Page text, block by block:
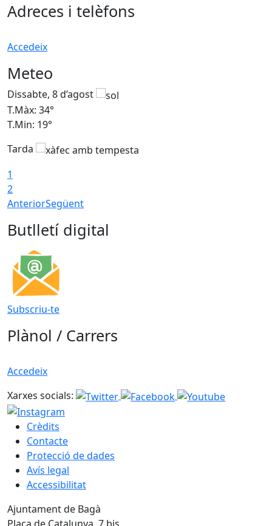
Adreces i telèfons
Accedeix
Meteo
Dissabte, 8 d’agost
T.Màx: 34°
T.Min: 19°
Tarda
1
2
AnteriorSegüent
Butlletí digital
Subscriu-te
Plànol / Carrers
Accedeix
Xarxes socials:
Crèdits
Contacte
Protecció de dades
Avís legal
Accessibilitat
Ajuntament de Bagà